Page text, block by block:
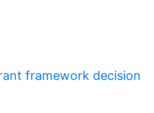
framework decision